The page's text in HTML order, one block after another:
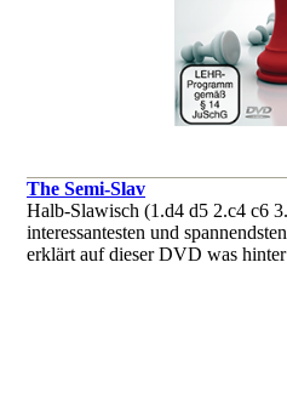
The Semi-Slav
Halb-Slawisch (1.d4 d5 2.c4 c6
interessantesten und
erklärt auf dieser DVD was